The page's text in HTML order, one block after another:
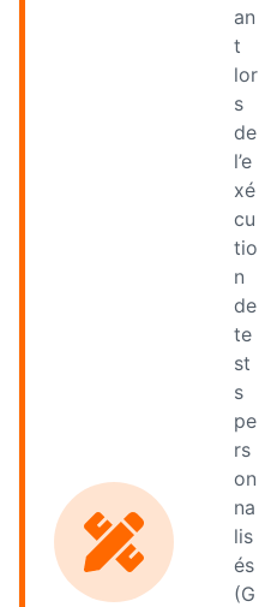
an
t
lor
s
de
l’e
xé
cu
tio
n
de
te
st
s
pe
rs
on
na
lis
és
(G